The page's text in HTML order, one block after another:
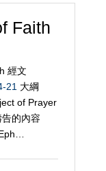
Faith
經文
21 大綱
of Prayer
的內容